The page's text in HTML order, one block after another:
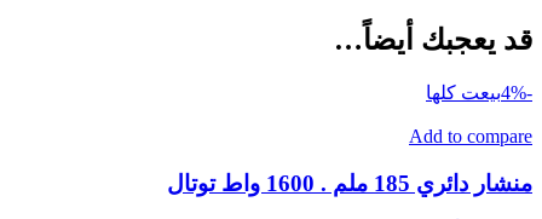
قد يعجبك أيضاً…
-4% بيعت كلها
Add to compare
منشار دائري 185 ملم . 1600 واط توتال